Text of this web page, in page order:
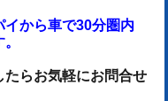
から車で30分圏内
たらお気軽にお問合せ